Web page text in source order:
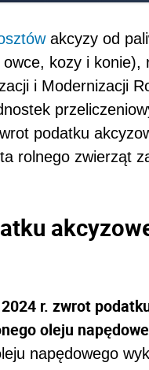
akcyzy od
kozy i
i Modernizacji
podatku
rolnego zwierząt
r. zwrot
oleju
napędowego